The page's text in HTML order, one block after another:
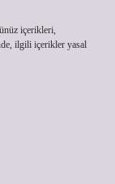
içerikleri,
ilgili içerikler yasal